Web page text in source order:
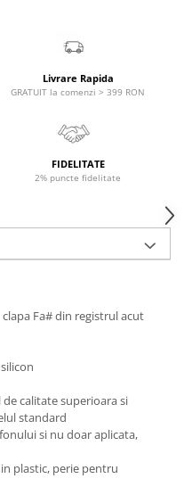
Livrare Rapida
GRATUIT la comenzi > 399 RON
FIDELITATE
2% puncte fidelitate
Fa# din registrul acut
calitate superioara si
standard
si nu doar aplicata,
plastic, perie pentru